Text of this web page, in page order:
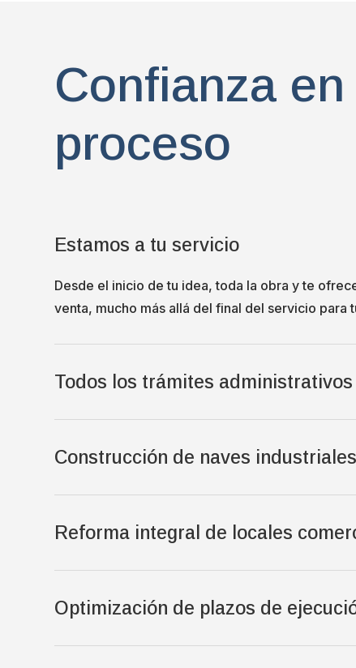
Confianza
proceso
Estamos a tu servicio
Desde el inicio de tu idea, toda la obra y te
venta, mucho más allá del final del servicio para
Todos los trámites administrativos
Construcción de naves industriales
Reforma integral de locales
Optimización de plazos de